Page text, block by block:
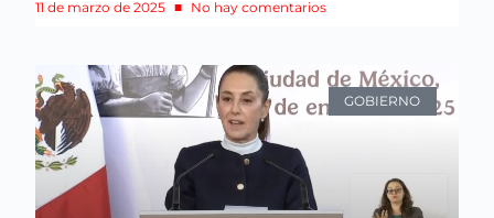
11 de marzo de 2025 No hay comentarios
GOBIERNO